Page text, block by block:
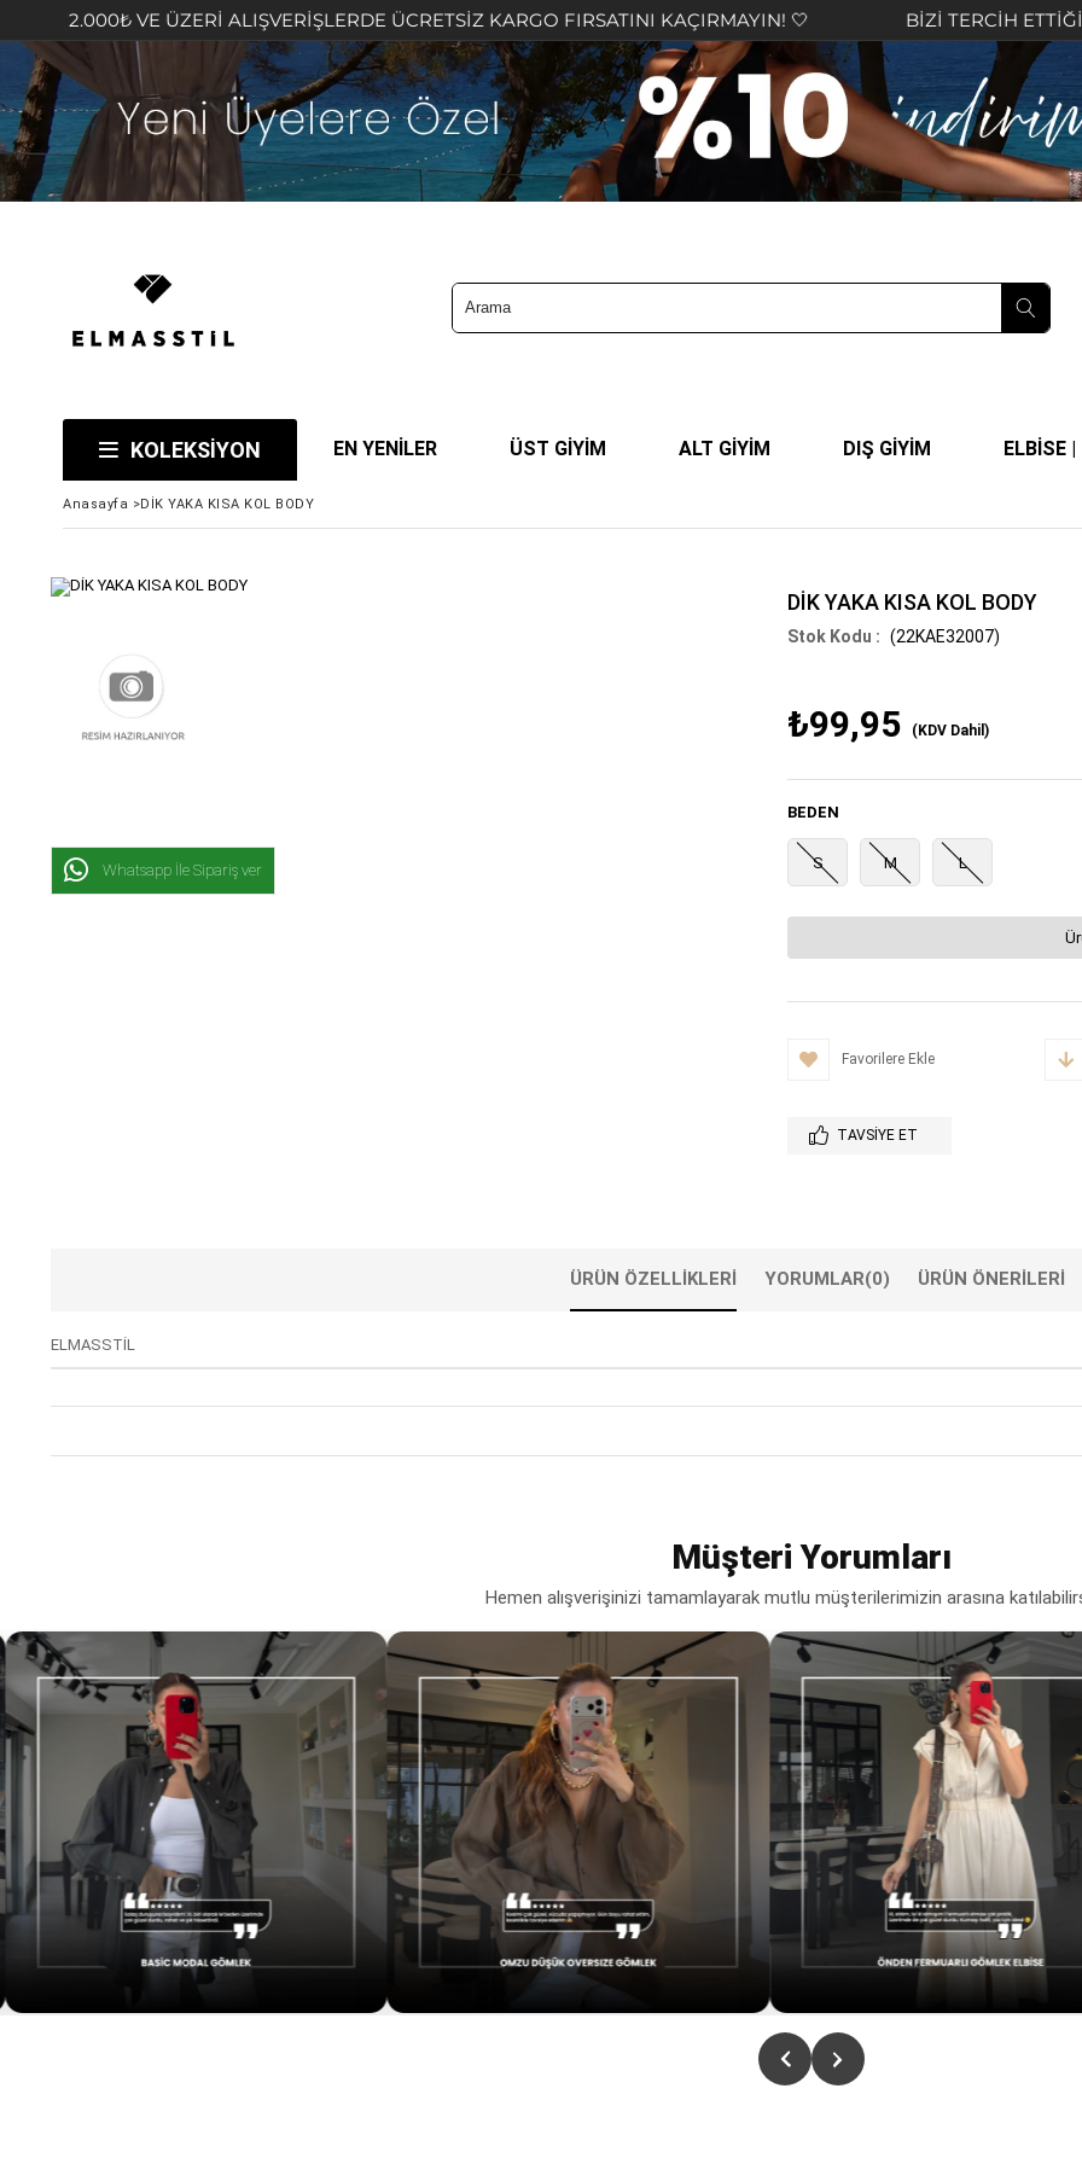
VE ÜZERİ ALIŞVERİŞLERDE ÜCRETSİZ KARGO FIRSATINI KAÇIRMAYIN! 🤍 BİZİ TERCİH ETTİĞİNİZ
KOLEKSİYON EN YENİLER ÜST GİYİM ALT GİYİM DIŞ GİYİM ELBİSE
Anasayfa >DİK YAKA KISA KOL BODY
Whatsapp İle Sipariş ver
DİK YAKA KISA KOL BODY
(22KAE32007)
₺99,95 (KDV Dahil)
BEDEN
S M L
Favorilere Ekle
TAVSIYE ET
ÜRÜN ÖZELLIKLERI YORUMLAR(0) ÜRÜN ÖNERILERI
ELMASSTİL
Müşteri Yorumları
Hemen alışverişinizi tamamlayarak mutlu müşterilerimizin arasına